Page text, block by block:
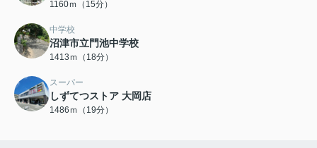
1160ｍ（15分）
中学校
沼津市立門池中学校
1413ｍ（18分）
スーパー
しずてつストア 大岡店
1486ｍ（19分）